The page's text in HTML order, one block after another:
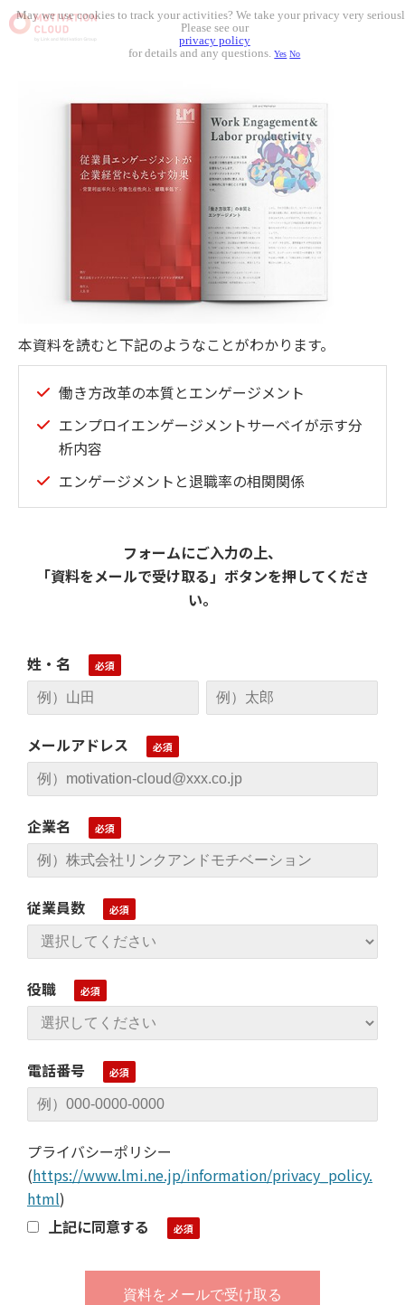
本資料を読むと下記のようなことがわかります。
働き方改革の本質とエンゲージメント
エンプロイエンゲージメントサーベイが示す分
析内容
エンゲージメントと退職率の相関関係
フォームにご入力の上、
「資料をメールで受け取る」ボタンを押してくださ
い。
姓・名
メールアドレス
企業名
従業員数
役職
電話番号
プライバシーポリシー
(https://www.lmi.ne.jp/information/privacy_policy.
html)
上記に同意する
May we use cookies to track your activities? We take your privacy very
Please see our
privacy policy
for details and any questions.Yes No